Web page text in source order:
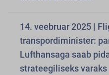
14. veebruar 2025 |
transpordiminister:
Lufthansaga saab
strateegiliseks varaks